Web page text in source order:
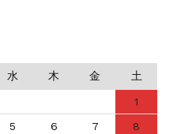
水 木 金 土
1
5 6 7
8